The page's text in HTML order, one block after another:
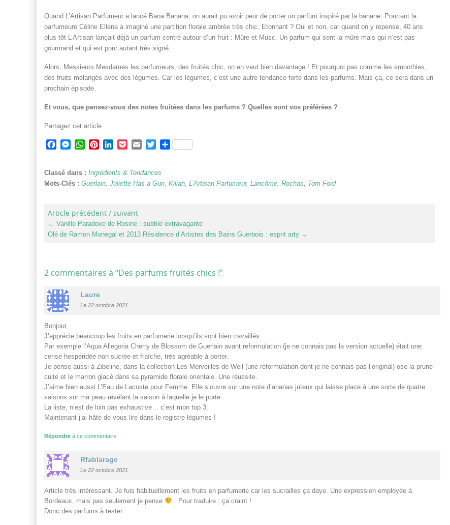
Quand L’Artisan Parfumeur a lancé Bana Banana, on aurait pu avoir peur de porter un parfum inspiré par la banane. Pourtant la
parfumeure Céline Ellena a imaginé une partition florale ambrée très chic. Etonnant ? Oui et non, car quand on y repense, 40 ans
plus tôt L’Artisan lançait déjà un parfum centré autour d’un fruit : Mûre et Musc. Un parfum qui sent la mûre mais qui n’est pas
gourmand et qui est pour autant très signé.
Alors, Messieurs Mesdames les parfumeurs, des fruités chic, on en veut bien davantage ! Et pourquoi pas comme les smoothies,
des fruits mélangés avec des légumes. Car les légumes, c’est une autre tendance forte dans les parfums. Mais ça, ce sera dans un
prochain épisode.
Et vous, que pensez-vous des notes fruitées dans les parfums ? Quelles sont vos préférées ?
Partagez cet article
Facebook
Messenger
WhatsApp
PinterestLinkedInPocketEmailTwitterPartager
Classé dans : Ingrédients & Tendances
Mots-Clés : Guerlain, Juliette Has a Gun, Kilian, L'Artisan Parfumeur, Lancôme, Rochas, Tom Ford
Article précédent / suivant
← Vanille Paradoxe de Rosine : subtile extravagante
Olé de Ramon Monegal et 2013 Résidence d’Artistes des Bains Guerbois : esprit arty →
2 commentaires à “Des parfums fruités chics !”
Laure
Le 22 octobre 2021
Bonjour,
J’apprécie beaucoup les fruits en parfumerie lorsqu’ils sont bien travaillés.
Par exemple l’Aqua Allegoria Cherry de Blossom de Guerlain avant reformulation (je ne connais pas la version actuelle) était une
cerise hespéridée non sucrée et fraîche, très agréable à porter.
Je pense aussi à Zibeline, dans la collection Les Merveilles de Weil (une reformulation dont je ne connais pas l’original) ose la prune
cuite et le marron glacé dans sa pyramide florale orientale. Une réussite.
J’aime bien aussi L’Eau de Lacoste pour Femme. Elle s’ouvre sur une note d’ananas juteux qui laisse place à une sorte de quatre
saisons sur ma peau révélant la saison à laquelle je le porte.
La liste, n’est de loin pas exhaustive… c’est mon top 3.
Maintenant j’ai hâte de vous lire dans le registre légumes !
Répondre à ce commentaire
Rfablarage
Le 22 octobre 2021
Article très intéressant. Je fuis habituellement les fruits en parfumerie car les sucrailles ça daye. Une expression employée à
Bordeaux, mais pas seulement je pense
. Pour traduire : ça craint !
Donc des parfums à tester…